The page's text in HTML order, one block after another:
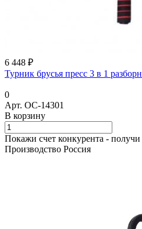
6 448 ₽
Турник брусья пресс 3 в 1
0
Арт. ОС-14301
В корзину
Покажи счет конкурента -
Производство Россия